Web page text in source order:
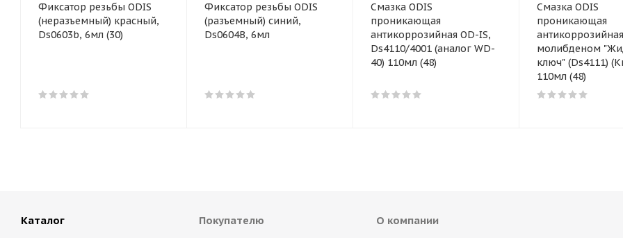
Фиксатор резьбы ODIS
(неразъемный) красный,
Ds0603b, 6мл (30)
Фиксатор резьбы ODIS
(разъемный) синий,
Ds0604B, 6мл
Смазка ODIS
проникающая
антикоррозийная OD-IS,
Ds4110/4001 (аналог WD-
40) 110мл (48)
Смазка ODIS
проникающая
молибденом
ключ" (Ds4111)
110мл (48)
Каталог Покупателю О компании